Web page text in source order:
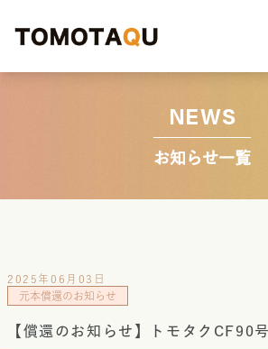
NEWS
お知らせ一覧
2025年06月03日
元本償還のお知らせ
【償還のお知らせ】トモタクCF90